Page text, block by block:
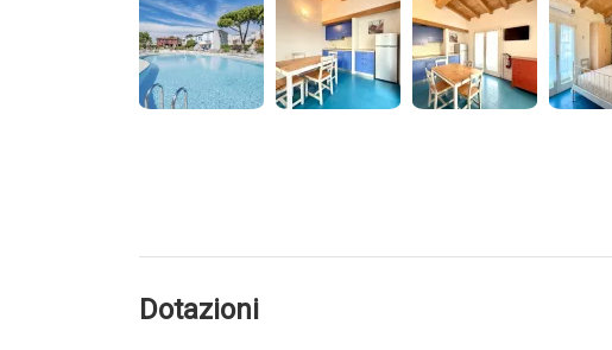
Dotazioni